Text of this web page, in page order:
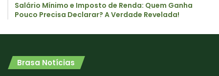
Salário Mínimo e Imposto de Renda: Quem Ganha
Pouco Precisa Declarar? A Verdade Revelada!
Brasa Notícias